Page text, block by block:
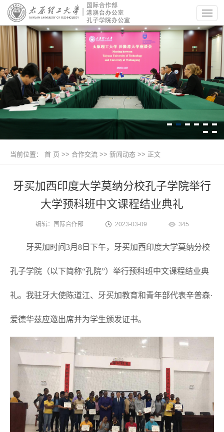
当前位置： 首 页 >> 合作交流 >> 新闻动态 >> 正文
牙买加西印度大学莫纳分校孔子学院举行
大学预科班中文课程结业典礼
编辑：国际合作部 2023-03-09 345
牙买加时间3月8日下午，牙买加西印度大学莫纳分校
孔子学院（以下简称“孔院”）举行预科班中文课程结业典
礼。我驻牙大使陈道江、牙买加教育和青年部代表辛普森·
爱德华兹应邀出席并为学生颁发证书。